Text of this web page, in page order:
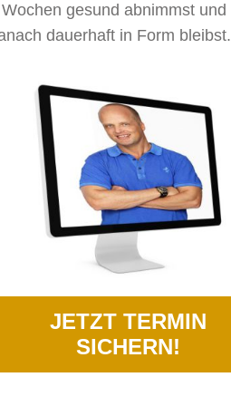
gesund abnimmst und
dauerhaft in Form bleibst.
JETZT TERMIN
SICHERN!